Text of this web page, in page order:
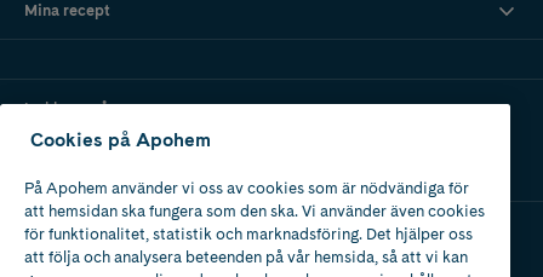
Mina recept
Ladda ner vår app
Apotek med tillstånd
Cookies på Apohem
På Apohem använder vi oss av cookies som är nödvändiga för
att hemsidan ska fungera som den ska. Vi använder även cookies
för funktionalitet, statistik och marknadsföring. Det hjälper oss
att följa och analysera beteenden på vår hemsida, så att vi kan